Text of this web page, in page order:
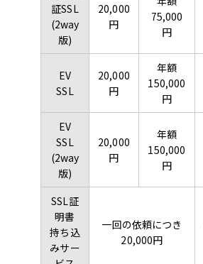
証SSL
(2way
版)
20,000
円
75,000
円
EV
SSL
20,000
円
年額
150,000
円
EV
SSL
(2way
版)
20,000
円
年額
150,000
円
SSL証
明書
持ち込
みサー
一回の依頼につき
20,000円